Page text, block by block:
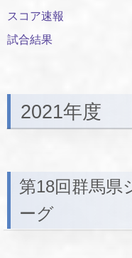
スコア速報
試合結果
2021年度
第18回群馬県
ーグ